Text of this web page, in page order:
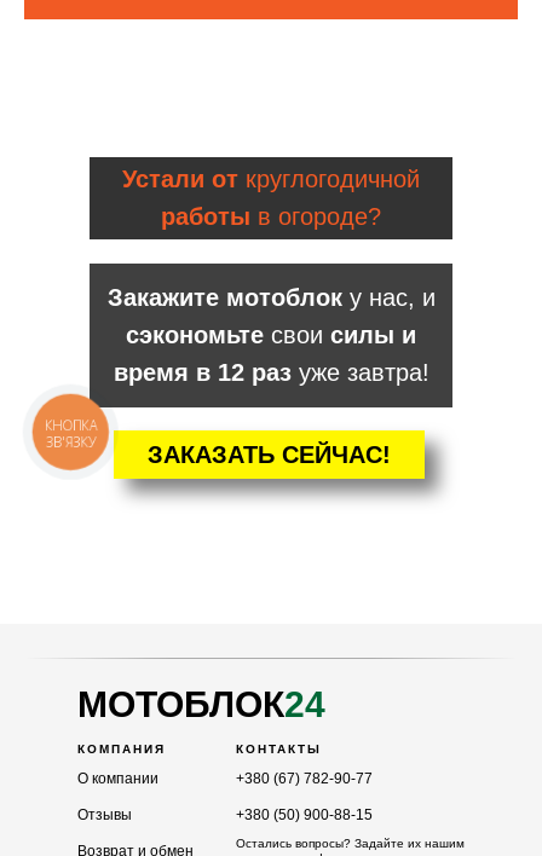
ЗАКАЗАТЬ СЕЙЧАС!
Закажите мотоблоку нас, и
сэкономьте свои силы и
время в 12 разуже завтра!
Устали от круглогодичной
работы в огороде?
О компании
Возврат и обмен
КОМПАНИЯ
+380 (67) 782-90-77
КОНТАКТЫ
МОТОБЛОК24
Отзывы +380 (50) 900-88-15
Остались вопросы? Задайте их нашим
КНОПКА
ЗВ'ЯЗКУ